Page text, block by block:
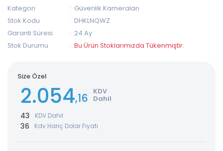
Kategori
Güvenlik Kameraları
Stok Kodu
DHKLNQWZ
Garanti Süresi
24 Ay
Stok Durumu
Bu Ürün Stoklarımızda Tükenmiştir.
Size Özel
2.054,16 KDV
Dahil
43 KDV Dahil
36 Kdv Hariç Dolar Fiyatı